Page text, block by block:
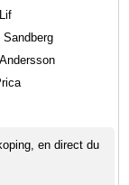
Sandberg
en direct du